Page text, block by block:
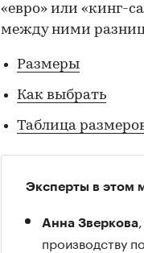
«евро» или «кинг-
между ними
Размеры
Как выбрать
Таблица
Эксперты в этом
Анна Зверкова
производству